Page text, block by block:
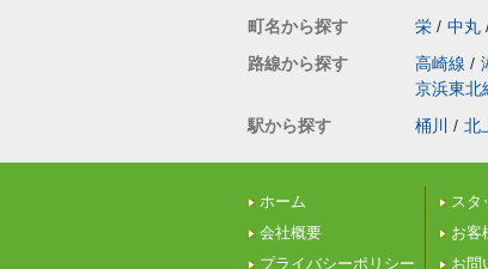
町名から探す
栄 / 中丸
路線から探す
高崎線 /
京浜東北
駅から探す
桶川 / 北
ホーム
会社概要
プライバシーポリシー
スタ
お客
お問